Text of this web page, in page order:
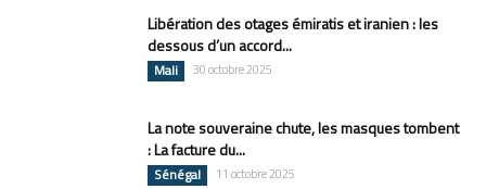
Libération des otages émiratis et iranien : les
dessous d’un accord...
Mali 30 octobre 2025
La note souveraine chute, les masques tombent
: La facture du...
Sénégal 11 octobre 2025